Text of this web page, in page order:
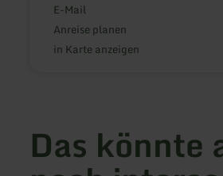
E-Mail
Anreise planen
in Karte anzeigen
Das könnte